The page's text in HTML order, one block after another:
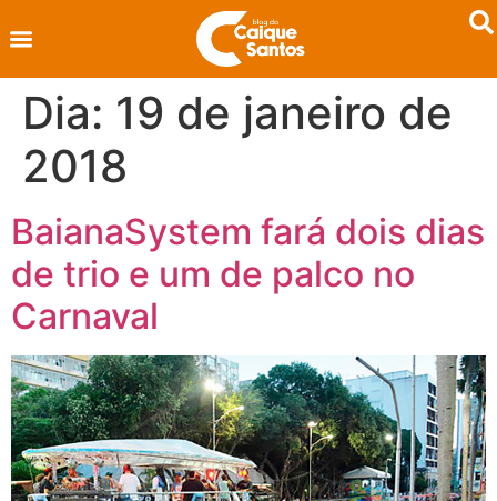
Dia: 19 de janeiro de
2018
BaianaSystem fará dois dias
de trio e um de palco no
Carnaval